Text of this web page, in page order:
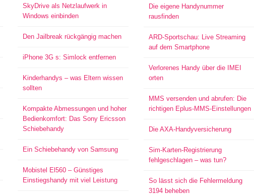
SkyDrive als Netzlaufwerk in
Windows einbinden
Den Jailbreak rückgängig machen
iPhone 3G s: Simlock entfernen
Kinderhandys – was Eltern wissen
sollten
Kompakte Abmessungen und hoher
Bedienkomfort: Das Sony Ericsson
Schiebehandy
Ein Schiebehandy von Samsung
Mobistel El560 – Günstiges
Einstiegshandy mit viel Leistung
Die eigene Handynummer
rausfinden
ARD-Sportschau: Live Streaming
auf dem Smartphone
Verlorenes Handy über die IMEI
orten
MMS versenden und abrufen: Die
richtigen Eplus-MMS-Einstellungen
Die AXA-Handyversicherung
Sim-Karten-Registrierung
fehlgeschlagen – was tun?
So lässt sich die Fehlermeldung
3194 beheben